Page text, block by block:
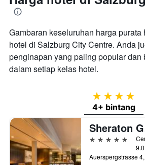
Gambaran keseluruhan harga
hotel di Salzburg City Centre. Anda
penginapan yang paling popular dan
dalam setiap kelas hotel.
4 bintang
4+ bintang
5 bintang
9.0